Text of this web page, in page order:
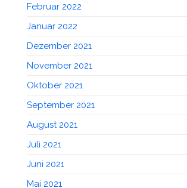
Februar 2022
Januar 2022
Dezember 2021
November 2021
Oktober 2021
September 2021
August 2021
Juli 2021
Juni 2021
Mai 2021